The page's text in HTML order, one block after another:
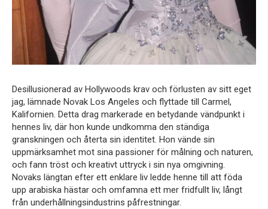
Desillusionerad av Hollywoods krav och förlusten av sitt eget
jag, lämnade Novak Los Angeles och flyttade till Carmel,
Kalifornien. Detta drag markerade en betydande vändpunkt i
hennes liv, där hon kunde undkomma den ständiga
granskningen och återta sin identitet. Hon vände sin
uppmärksamhet mot sina passioner för målning och naturen,
och fann tröst och kreativt uttryck i sin nya omgivning.
Novaks längtan efter ett enklare liv ledde henne till att föda
upp arabiska hästar och omfamna ett mer fridfullt liv, långt
från underhållningsindustrins påfrestningar.